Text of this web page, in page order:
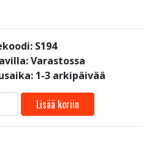
S194
Varastossa
1-3 arkipäivää
Lisää koriin